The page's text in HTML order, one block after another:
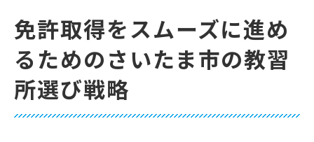
免許取得をスムーズに進め
るためのさいたま市の教習
所選び戦略